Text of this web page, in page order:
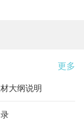
更多
大纲说明